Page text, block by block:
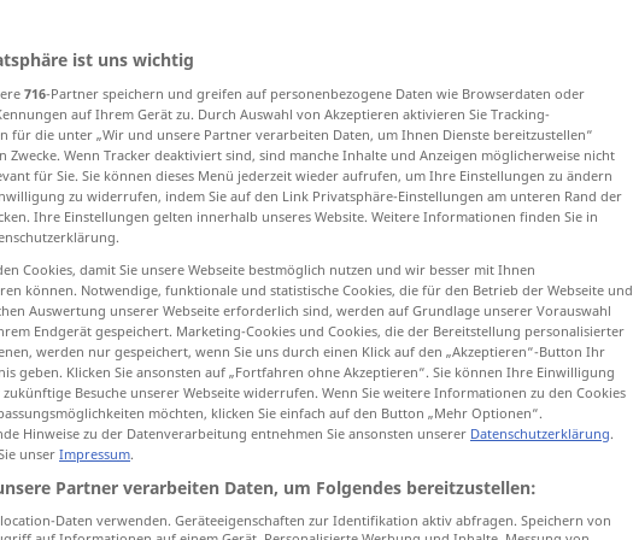
wild wild, rugged
furious wild wild wild
wild nicht domestiziert
wilde Schwäne
ist uns wichtig
716-Partner speichern und greifen auf personenbezogene Daten wie Browserdaten oder
auf Ihrem Gerät zu. Durch Auswahl von Akzeptieren aktivieren Sie Tracking-
für die unter „Wir und unsere Partner verarbeiten Daten, um Ihnen Dienste bereitzustellen“
Zwecke. Wenn Tracker deaktiviert sind, sind manche Inhalte und Anzeigen möglicherweise nicht
für Sie. Sie können dieses Menü jederzeit wieder aufrufen, um Ihre Einstellungen zu ändern
zu widerrufen, indem Sie auf den Link Privatsphäre-Einstellungen am unteren Rand der
Ihre Einstellungen gelten innerhalb unseres Website. Weitere Informationen finden Sie in
Cookies, damit Sie unsere Webseite bestmöglich nutzen und wir besser mit Ihnen
können. Notwendige, funktionale und statistische Cookies, die für den Betrieb der Webseite und
Auswertung unserer Webseite erforderlich sind, werden auf Grundlage unserer Vorauswahl
Endgerät gespeichert. Marketing-Cookies und Cookies, die der Bereitstellung personalisierter
werden nur gespeichert, wenn Sie uns durch einen Klick auf den „Akzeptieren“-Button Ihr
geben. Klicken Sie ansonsten auf „Fortfahren ohne Akzeptieren“. Sie können Ihre Einwilligung
Besuche unserer Webseite widerrufen. Wenn Sie weitere Informationen zu den Cookies
möchten, klicken Sie einfach auf den Button „Mehr Optionen“.
Hinweise zu der Datenverarbeitung entnehmen Sie ansonsten unserer Datenschutzerklärung.
unser Impressum.
Partner verarbeiten Daten, um Folgendes bereitzustellen:
Daten verwenden. Geräteeigenschaften zur Identifikation aktiv abfragen. Speichern von